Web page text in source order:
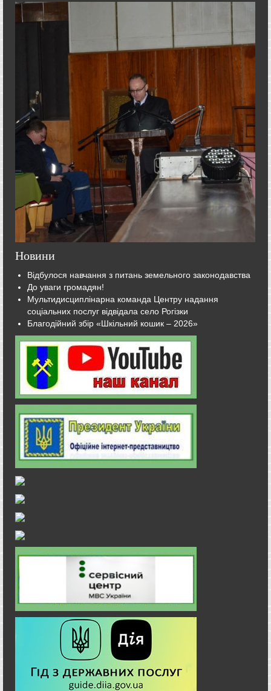
Новини
Відбулося навчання з питань земельного законодавства
До уваги громадян!
Мультидисциплінарна команда Центру надання
соціальних послуг відвідала село Рогізки
Благодійний збір «Шкільний кошик – 2026»